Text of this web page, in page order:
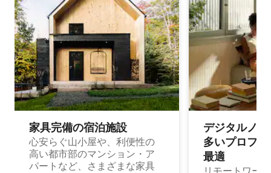
家具完備の宿⁠泊⁠施⁠設
心安らぐ山小屋や、利便性の
高い都市部のマンション・ア
パートなど、さまざまな家具
デジタルノ
多⁠いプ⁠ロ⁠フ⁠
最⁠適